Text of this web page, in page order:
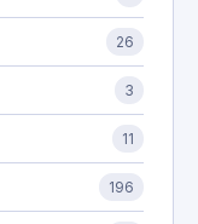
26
3
11
196